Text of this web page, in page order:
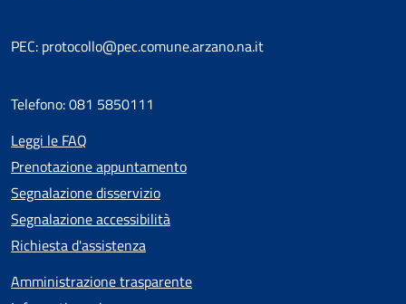
PEC: protocollo@pec.comune.arzano.na.it
Telefono: 081 5850111
Leggi le FAQ
Prenotazione appuntamento
Segnalazione disservizio
Segnalazione accessibilità
Richiesta d'assistenza
Amministrazione trasparente